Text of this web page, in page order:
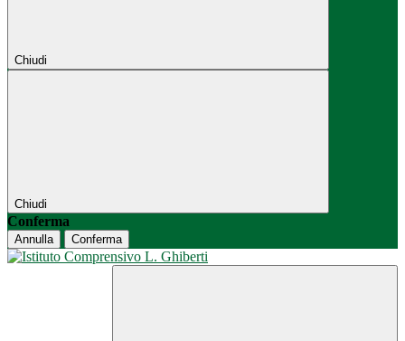
Chiudi
Chiudi
Conferma
Annulla Conferma